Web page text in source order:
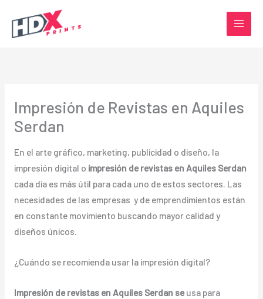
contenido
Impresión de Revistas en Aquiles
Serdan
En el arte gráfico, marketing, publicidad o diseño, la
impresión digital o impresión de revistas en Aquiles Serdan
cada día es más útil para cada uno de estos sectores. Las
necesidades de las empresas y de emprendimientos están
en constante movimiento buscando mayor calidad y
diseños únicos.
¿Cuándo se recomienda usar la impresión digital?
Impresión de revistas en Aquiles Serdan seusa para